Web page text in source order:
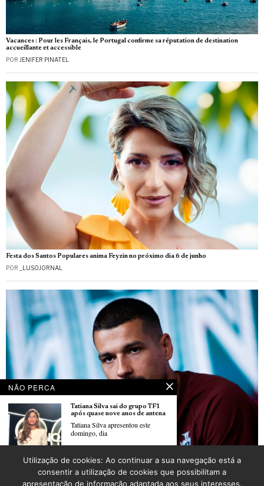
Vacances : Pour les Français, le Portugal confirme sa réputation de destination
accueillante et accessible
POR JENIFER PINATEL
Festa dos Santos Populares anima Feyzin no próximo dia 6 de junho
POR _LUSOJORNAL
Mundial2026: Portugal começou ontem o estágio sem a “armada lusa” do PSG
_LUSOJORNAL
NÃO PERCA
Tatiana Silva sai do grupo TF1
após quase nove anos de antena
Tatiana Silva apresentou este
domingo, dia
Paula Gonçalves contou a vida e
a obra de António Cravo
durante homenagem em Paris
Utilização de cookies: Ao continuar a sua navegação está a
consentir a utilização de cookies que possibilitam a
apresentação de informação adaptada aos seus interesses.